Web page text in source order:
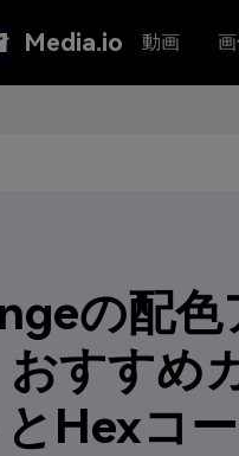
Media.io 動画
の配色
すすめ
Hexコ